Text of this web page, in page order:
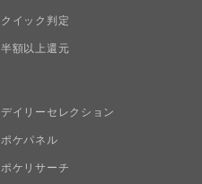
クイック判定
半額以上還元
デイリーセレクション
ポケパネル
ポケリサーチ